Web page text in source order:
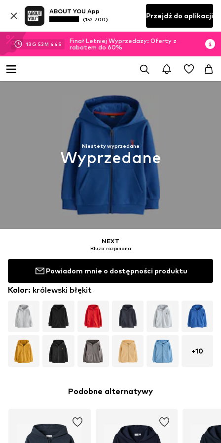
ABOUT YOU App
(152 700) Przejdź do aplikacji
13 G 52M 43 S
Finał Letniej Wyprzedaży: Oferty z
rabatem do 60%
Niestety wyprzedane
Wyprzedane
NEXT
Bluza rozpinana
Powiadom mnie o dostępności produktu
Kolor: królewski błękit
+10
Podobne alternatywy